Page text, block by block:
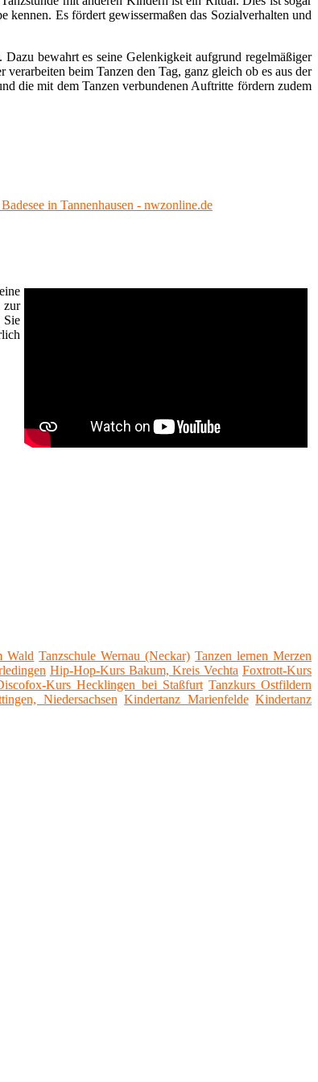
Es fördert gewissermaßen das Sozialverhalten und
bewahrt es seine Gelenkigkeit aufgrund regelmäßiger
beim Tanzen den Tag, ganz gleich ob es aus der
die mit dem Tanzen verbundenen Auftritte fördern zudem
in Tannenhausen - nwzonline.de
zur
Sie
Wald Tanzschule Wernau (Neckar) Tanzen lernen Merzen
Hip-Hop-Kurs Bakum, Kreis Vechta Foxtrott-Kurs
Kurs Hecklingen bei Staßfurt Tanzkurs Ostfildern
Niedersachsen Kindertanz Marienfelde Kindertanz